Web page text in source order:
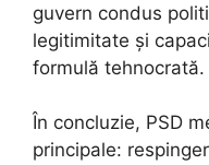
guvern condus
legitimitate și
formulă tehnocrată.
În concluzie, PSD
principale: